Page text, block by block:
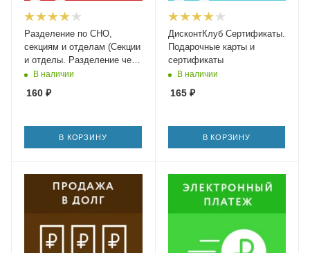
Разделение по СНО,
секциям и отделам (Секции
и отделы. Разделение чека
по секциям, отделам и
(СНО))
В наличии
160 ₽
В КОРЗИНУ
ДисконтКлуб Сертификаты.
Подарочные карты и
сертификаты
В наличии
165₽
В КОРЗИНУ